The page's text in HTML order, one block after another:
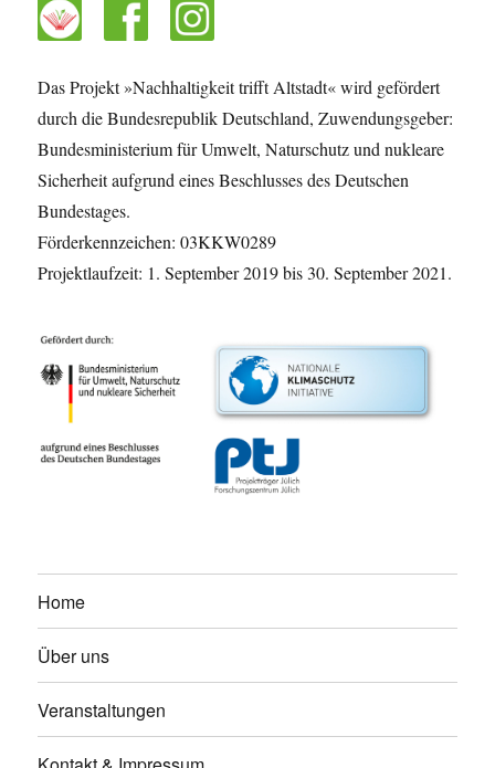
Das Projekt »Nachhaltigkeit trifft Altstadt« wird gefördert
durch die Bundesrepublik Deutschland, Zuwendungsgeber:
Bundesministerium für Umwelt, Naturschutz und nukleare
Sicherheit aufgrund eines Beschlusses des Deutschen
Bundestages.
Förderkennzeichen: 03KKW0289
Projektlaufzeit: 1. September 2019 bis 30. September 2021.
Home
Über uns
Veranstaltungen